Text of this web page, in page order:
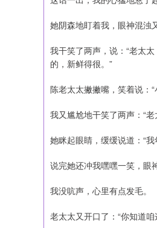
她阴森地盯着我，眼神混浊
我干笑了两声，说：“老太
的，新鲜得很。”
陈老太太撇撇嘴，笑着说：
我又尴尬地干笑了两声：“
她眯起眼睛，缓缓说道：“
说完她还冲我嘿嘿一笑，眼
我没吭声，心里有点发毛。
老太太又开口了：“你知道